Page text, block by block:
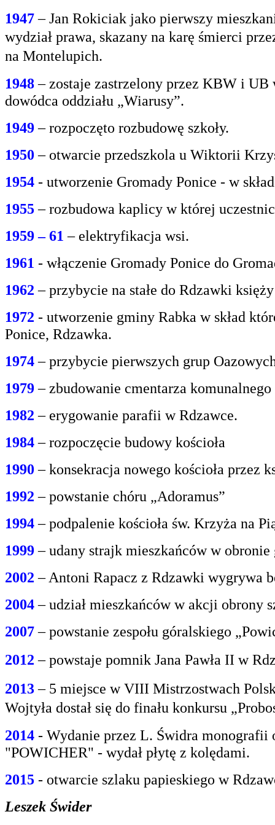
1947 – Jan Rokiciak jako pierwszy
wydział prawa, skazany na karę śmierci
na Montelupich.
1948– zostaje zastrzelony przez KBW i
dowódca oddziału „Wiarusy”.
1949 – rozpoczęto rozbudowę szkoły.
1950 – otwarcie przedszkola u Wiktorii
1954 - utworzenie Gromady Ponice - w
1955 – rozbudowa kaplicy w której
1959 – 61 – elektryfikacja wsi.
1961 - włączenie Gromady Ponice do
1962 – przybycie na stałe do Rdzawki
1972 - utworzenie gminy Rabka w skład
Ponice, Rdzawka.
1974 – przybycie pierwszych grup
1979– zbudowanie cmentarza
1982 – erygowanie parafii w Rdzawce.
1984– rozpoczęcie budowy kościoła
1990 – konsekracja nowego kościoła przez
1992 – powstanie chóru „Adoramus”
1994– podpalenie kościoła św. Krzyża na
1999– udany strajk mieszkańców w
2002 – Antoni Rapacz z Rdzawki wygrywa
2004– udział mieszkańców w akcji obrony
2007– powstanie zespołu góralskiego
2012 – powstaje pomnik Jana Pawła II w
2013– 5 miejsce w VIII Mistrzostwach
Wojtyła dostał się do finału konkursu
2014 - Wydanie przez L. Świdra monografii
"POWICHER" - wydał płytę z kolędami.
2015 - otwarcie szlaku papieskiego w
Leszek Świder